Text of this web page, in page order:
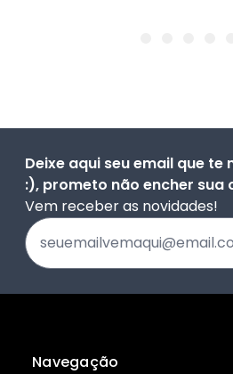
Deixe aqui seu email que
:), prometo não encher sua
Vem receber as novidades!
Navegação